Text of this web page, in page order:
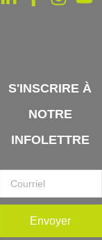
S'INSCRIRE À
NOTRE
INFOLETTRE
Envoyer